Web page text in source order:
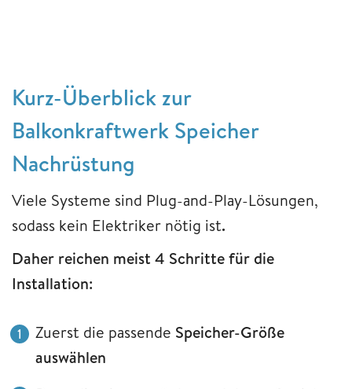
Kurz-Überblick zur
Balkonkraftwerk Speicher
Nachrüstung
Viele Systeme sind Plug-and-Play-Lösungen,
sodass kein Elektriker nötig ist.
Daher reichen meist 4 Schritte für die
Installation:
Zuerst die passende Speicher-Größe
auswählen